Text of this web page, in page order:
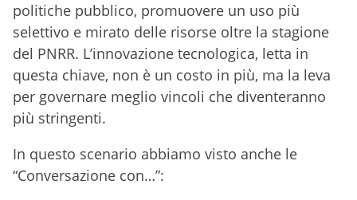
politiche pubblico, promuovere un uso più
selettivo e mirato delle risorse oltre la stagione
del PNRR. L’innovazione tecnologica, letta in
questa chiave, non è un costo in più, ma la leva
per governare meglio vincoli che diventeranno
più stringenti.
In questo scenario abbiamo visto anche le
“Conversazione con…”: